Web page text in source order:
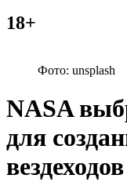
18+
Фото: unsplash
NASA
для
вездеходов